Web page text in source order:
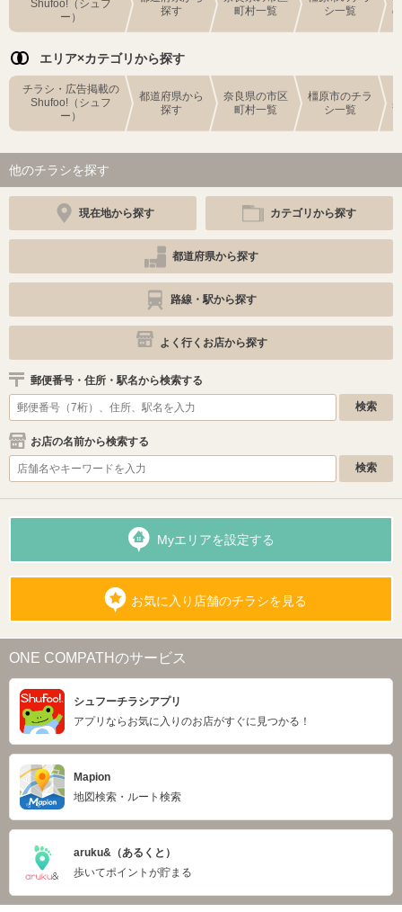
Shufoo!（シュフ
ー）
探す
町村一覧
シ一覧
エリア×カテゴリから探す
チラシ・広告掲載の
Shufoo!（シュフ
ー）
都道府県から
探す
奈良県の市区
町村一覧
橿原市のチラ
シ一覧
他のチラシを探す
現在地から探す カテゴリから探す
都道府県から探す
路線・駅から探す
よく行くお店から探す
郵便番号・住所・駅名から検索する
お店の名前から検索する
Myエリアを設定する
お気に入り店舗のチラシを見る
ONE COMPATHのサービス
シュフーチラシアプリ
アプリならお気に入りのお店がすぐに見つかる！
Mapion
地図検索・ルート検索
aruku&（あるくと）
歩いてポイントが貯まる